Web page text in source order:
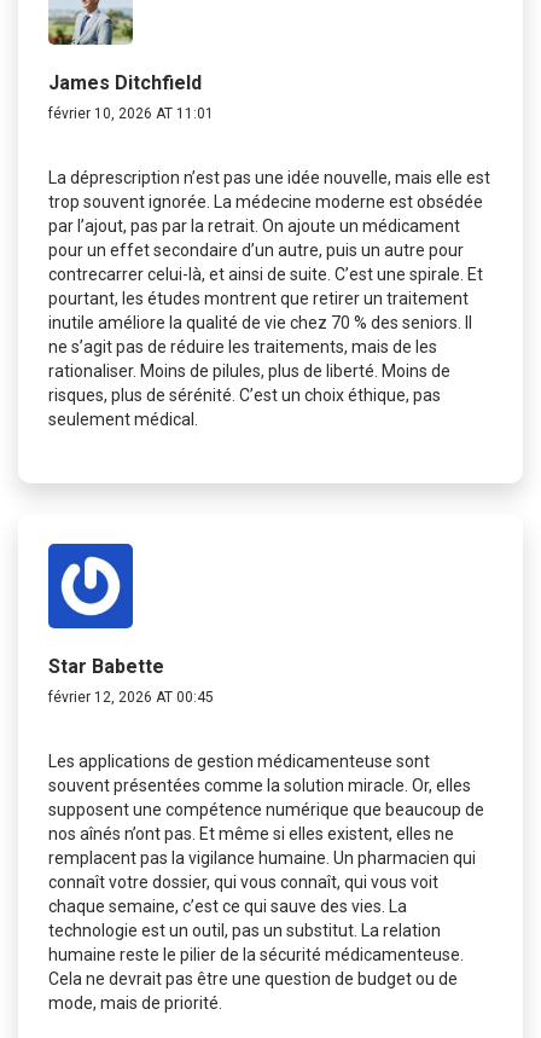
James Ditchfield
février 10, 2026 AT 11:01
La déprescription n’est pas une idée nouvelle, mais elle est
trop souvent ignorée. La médecine moderne est obsédée
par l’ajout, pas par la retrait. On ajoute un médicament
pour un effet secondaire d’un autre, puis un autre pour
contrecarrer celui-là, et ainsi de suite. C’est une spirale. Et
pourtant, les études montrent que retirer un traitement
inutile améliore la qualité de vie chez 70 % des seniors. Il
ne s’agit pas de réduire les traitements, mais de les
rationaliser. Moins de pilules, plus de liberté. Moins de
risques, plus de sérénité. C’est un choix éthique, pas
seulement médical.
Star Babette
février 12, 2026 AT 00:45
Les applications de gestion médicamenteuse sont
souvent présentées comme la solution miracle. Or, elles
supposent une compétence numérique que beaucoup de
nos aînés n’ont pas. Et même si elles existent, elles ne
remplacent pas la vigilance humaine. Un pharmacien qui
connaît votre dossier, qui vous connaît, qui vous voit
chaque semaine, c’est ce qui sauve des vies. La
technologie est un outil, pas un substitut. La relation
humaine reste le pilier de la sécurité médicamenteuse.
Cela ne devrait pas être une question de budget ou de
mode, mais de priorité.